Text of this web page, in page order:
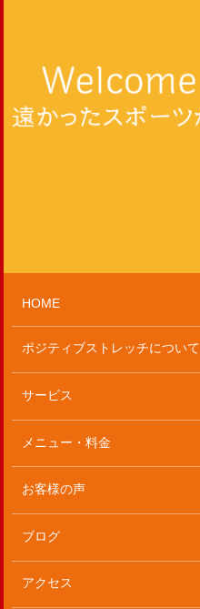
HOME
ポジティブストレッチについて
サービス
メニュー・料金
お客様の声
ブログ
アクセス